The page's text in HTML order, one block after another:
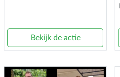
Bekijk de actie